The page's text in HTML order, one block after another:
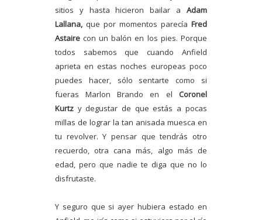
sitios y hasta hicieron bailar a Adam
Lallana, que por momentos parecía Fred
Astairecon un balón en los pies. Porque
todos sabemos que cuando Anfield
aprieta en estas noches europeas poco
puedes hacer, sólo sentarte como si
fueras Marlon Brando en el Coronel
Kurtz y degustar de que estás a pocas
millas de lograr la tan anisada muesca en
tu revolver. Y pensar que tendrás otro
recuerdo, otra cana más, algo más de
edad, pero que nadie te diga que no lo
disfrutaste.
Y seguro que si ayer hubiera estado en